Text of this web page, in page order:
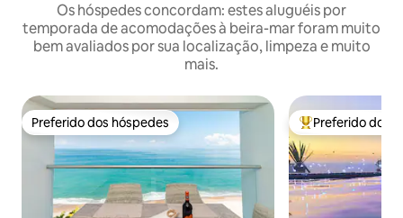
Os hóspedes concordam: estes aluguéis por
temporada de acomodações à beira-mar foram muito
bem avaliados por sua localização, limpeza e muito
mais.
Preferido dos hóspedes
Preferido dos hóspedes Entre os
Preferido dos